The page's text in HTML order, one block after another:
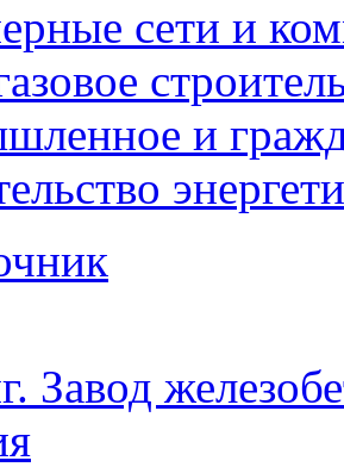
сети и
и
Завод